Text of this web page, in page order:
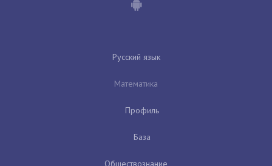
Русский язык
Математика
Профиль
База
Обществознание